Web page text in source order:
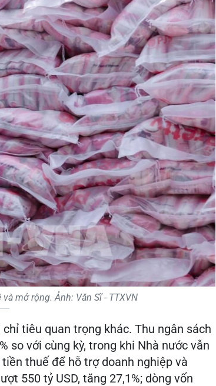
mở rộng. Ảnh: Văn Sĩ - TTXVN
tiêu quan trọng khác. Thu ngân sách
so với cùng kỳ, trong khi Nhà nước vẫn
thuế để hỗ trợ doanh nghiệp và
550 tỷ USD, tăng 27,1%; dòng vốn